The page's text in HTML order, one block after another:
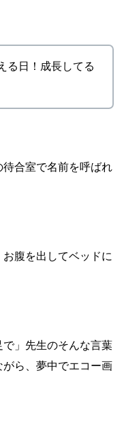
る日！成長してる
合室で名前を呼ばれ
腹を出してベッドに
」先生のそんな言葉
ら、夢中でエコー画